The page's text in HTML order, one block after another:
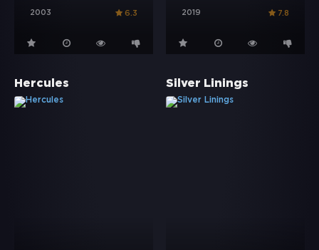
2003 6.3 2019 7.8
Hercules Silver Linings